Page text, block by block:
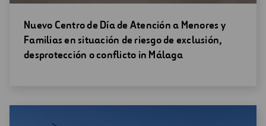
Abrir
una
nueva
Nuevo Centro de Día de Atención a Menores y
Familias en situación de riesgo de exclusión,
desprotección o conflicto in Málaga